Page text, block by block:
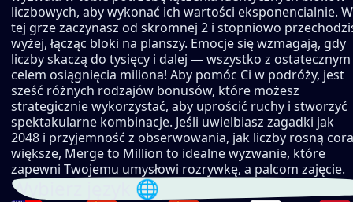
liczbowych, aby wykonać ich wartości eksponencialnie. W
tej grze zaczynasz od skromnej 2 i stopniowo
wyżej, łącząc bloki na planszy. Emocje się wzmagają, gdy
liczby skaczą do tysięcy i dalej — wszystko z ostatecznym
celem osiągnięcia miliona! Aby pomóc Ci w podróży, jest
sześć różnych rodzajów bonusów, które możesz
strategicznie wykorzystać, aby uprościć ruchy i stworzyć
spektakularne kombinacje. Jeśli uwielbiasz zagadki jak
2048 i przyjemność z obserwowania, jak liczby rosną
większe, Merge to Million to idealne wyzwanie, które
zapewni Twojemu umysłowi rozrywkę, a palcom zajęcie.
Wybierz język 🌐